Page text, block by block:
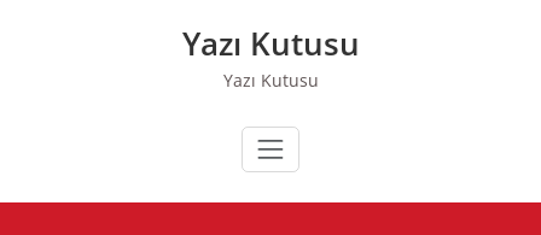
Yazı Kutusu
Yazı Kutusu